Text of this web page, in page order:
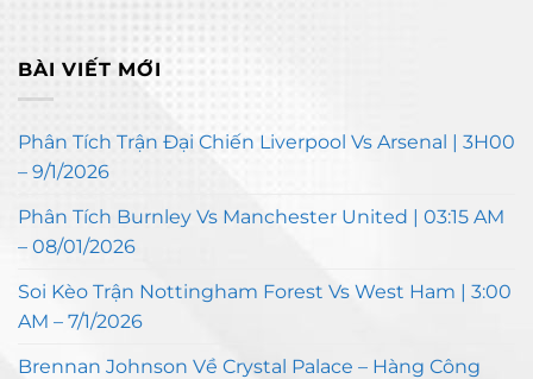
BÀI VIẾT MỚI
Phân Tích Trận Đại Chiến Liverpool Vs Arsenal | 3H00
– 9/1/2026
Phân Tích Burnley Vs Manchester United | 03:15 AM
– 08/01/2026
Soi Kèo Trận Nottingham Forest Vs West Ham | 3:00
AM – 7/1/2026
Brennan Johnson Về Crystal Palace – Hàng Công